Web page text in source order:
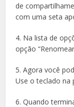
de
com uma seta
4. Na lista de
opção
5. Agora você
Use o teclado na
6. Quando